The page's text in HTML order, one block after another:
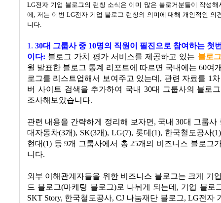
LG전자 기업 블로그의 런칭 소식은 이미 많은 블로거분들이 작성해
에
저는 이번 LG전자 기업 블로그 런칭의 의미에 대해 개인적인 의
니다
1. 30대 그룹사 중 10명의 직원이 필진으로 참여하는 첫
이다: 블로그 가치 평가 서비스를 제공하고 있는 블로
월 발표한 블로그 통계 리포트에 따르면 국내에는 60여
로그를 리스트업해서 보여주고 있는데 , 관련 자료를 1
버 사이트 검색을 추가하여 국내 30대 그룹사의 블로
조사해보았습니다.
관련 내용을 간략하게 정리해 보자면, 국내 30대 그룹사
대자동차(3개), SK(3개), LG(7), 롯데 (1), 한국철도공사
현대(1) 등 9개 그룹사에서 총 25개의 비즈니스 블로그
니다.
외부 이해관계자들을 위한 비즈니스 블로그는 크게 기
드 블로그(마케팅 블로그)로 나뉘게 되는데 , 기업 블로
SKT Story, 한국철도공사, CJ 나눔재단 블로그, LG전자